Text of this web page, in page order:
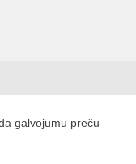
galvojumu preču